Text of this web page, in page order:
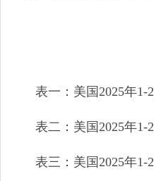
表一：美国2025年1-2
表二：美国2025年1-2
表三：美国2025年1-2